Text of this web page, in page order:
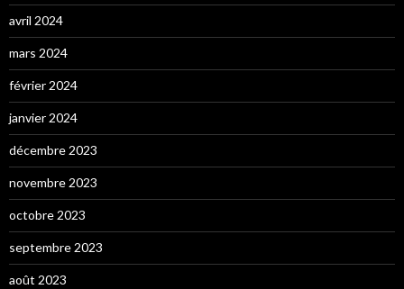
avril 2024
mars 2024
février 2024
janvier 2024
décembre 2023
novembre 2023
octobre 2023
septembre 2023
août 2023